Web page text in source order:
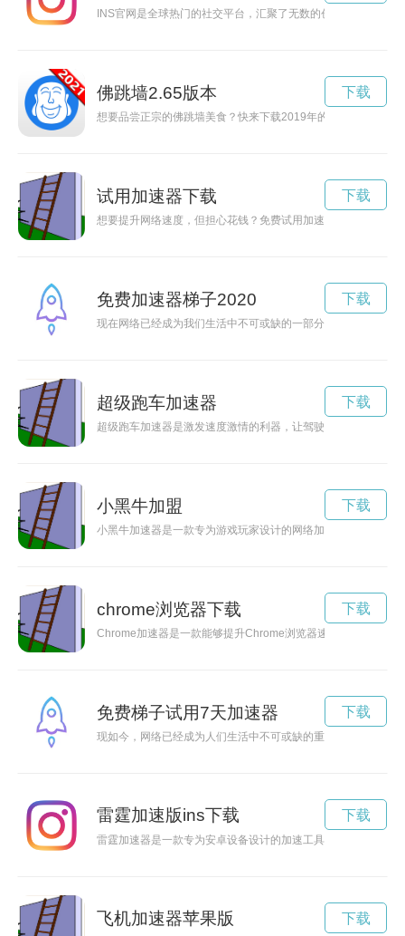
INS官网是全球热门的社交平台，汇聚了无数的创意和灵感。
佛跳墙2.65版本
想要品尝正宗的佛跳墙美食？快来下载2019年的老版本，感受
下载
试用加速器下载
想要提升网络速度，但担心花钱？免费试用加速器官网给您带
下载
免费加速器梯子2020
现在网络已经成为我们生活中不可或缺的一部分，但在某些时
下载
超级跑车加速器
超级跑车加速器是激发速度激情的利器，让驾驶者感受到飞驰
下载
小黑牛加盟
小黑牛加速器是一款专为游戏玩家设计的网络加速工具，现在
下载
chrome浏览器下载
Chrome加速器是一款能够提升Chrome浏览器速度的工具，能
下载
免费梯子试用7天加速器
现如今，网络已经成为人们生活中不可或缺的重要部分。为了
下载
雷霆加速版ins下载
雷霆加速器是一款专为安卓设备设计的加速工具，能够有效提
下载
飞机加速器苹果版 下载